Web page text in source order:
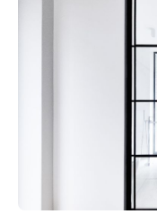
個人のお客様へ